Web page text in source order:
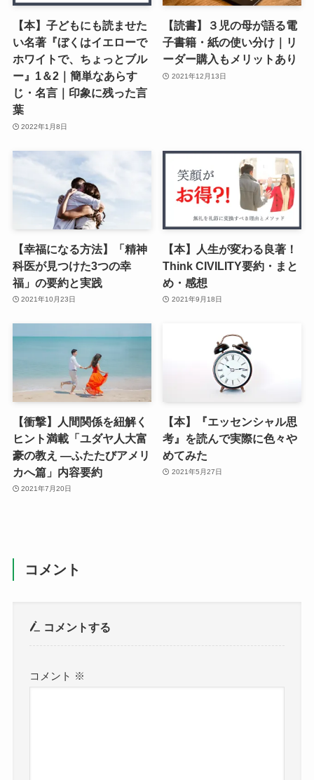
【本】子どもにも読ませた
い名著『ぼくはイエローで
ホワイトで、ちょっとブル
ー』1＆2｜簡単なあらす
じ・名言｜印象に残った言
葉
2022年1月8日
【読書】３児の母が語る電
子書籍・紙の使い分け｜リ
ーダー購入もメリットあり
2021年12月13日
【幸福になる方法】「精神
科医が見つけた3つの幸
福」の要約と実践
2021年10月23日
【本】人生が変わる良著！
Think CIVILITY要約・まと
め・感想
2021年9月18日
【衝撃】人間関係を紐解く
ヒント満載「ユダヤ人大富
豪の教え ―ふたたびアメリ
カへ篇」内容要約
2021年7月20日
【本】『エッセンシャル思
考』を読んで実際に色々や
めてみた
2021年5月27日
コメント
コメントする
コメント ※